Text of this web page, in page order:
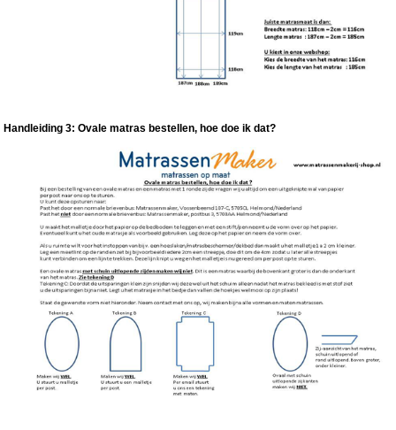
Handleiding 3: Ovale matras bestellen, hoe doe ik dat?